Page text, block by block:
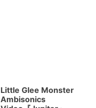
Little Glee Monster
Ambisonics